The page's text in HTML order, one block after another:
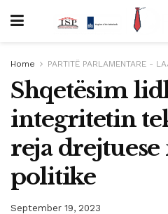
Home PARTITË PARLAMENTARE -
Shqetësim
integritetin
reja
politike
September 19, 2023